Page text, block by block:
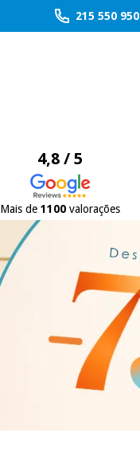
215 550 950
4,8 / 5
Mais de 1100valorações